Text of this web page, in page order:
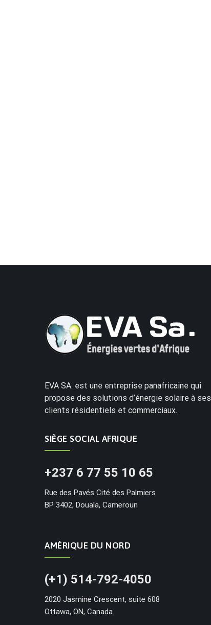
EVA SA. est une entreprise panafricaine qui
propose des solutions d’énergie solaire à ses
clients résidentiels et commerciaux.
SIÈGE SOCIAL AFRIQUE
+237 6 77 55 10 65
Rue des Pavés Cité des Palmiers
BP 3402, Douala, Cameroun
AMÉRIQUE DU NORD
(+1) 514-792-4050
2020 Jasmine Crescent, suite 608
Ottawa, ON, Canada